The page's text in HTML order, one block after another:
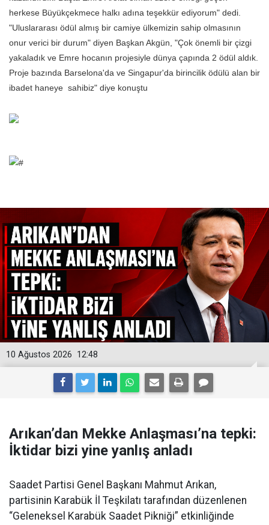
herkese Büyükçekmece halkı adına teşekkür ediyorum" dedi.
"Uluslararası ödül almış bir camiye ülkemizin sahip olmasının
onur verici bir durum" diyen Başkan Akgün, "Çok önemli bir çizgi
yakaladık ve Emre hocanın projesiyle dünya çapında 2 ödül aldık.
Proje bazında Barselona'da ve Singapur'da birincilik ödülü alan bir
ibadet haneye sahibiz" diye konuştu
12:48
10 Ağustos 2026
Arıkan’dan Mekke Anlaşması’na tepki:
İktidar bizi yine yanlış anladı
Saadet Partisi Genel Başkanı Mahmut Arıkan,
partisinin Karabük İl Teşkilatı tarafından düzenlenen
“Geleneksel Karabük Saadet Pikniği” etkinliğinde